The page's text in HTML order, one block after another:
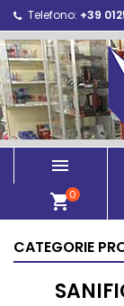
Telefono: +39

shopping_cart0
CATEGORIE